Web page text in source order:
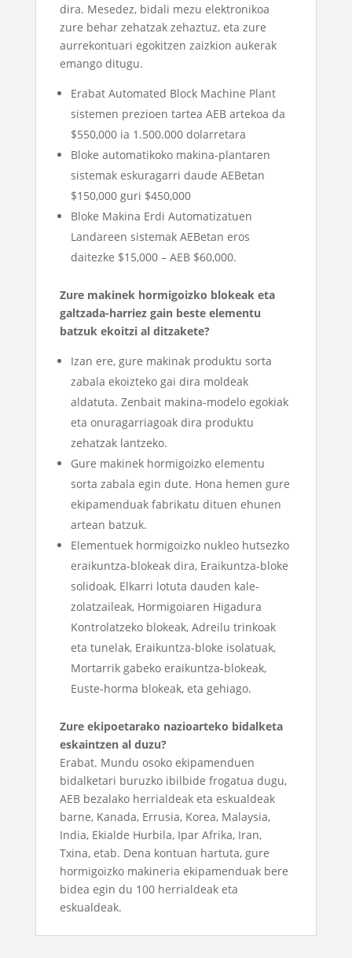
dira. Mesedez, bidali mezu elektronikoa
zure behar zehatzak zehaztuz, eta zure
aurrekontuari egokitzen zaizkion aukerak
emango ditugu.
Erabat Automated Block Machine Plant
sistemen prezioen tartea AEB artekoa da
$550,000 ia 1.500.000 dolarretara
Bloke automatikoko makina-plantaren
sistemak eskuragarri daude AEBetan
$150,000 guri $450,000
Bloke Makina Erdi Automatizatuen
Landareen sistemak AEBetan eros
daitezke $15,000 – AEB $60,000.
Zure makinek hormigoizko blokeak eta
galtzada-harriez gain beste elementu
batzuk ekoitzi al ditzakete?
Izan ere, gure makinak produktu sorta
zabala ekoizteko gai dira moldeak
aldatuta. Zenbait makina-modelo egokiak
eta onuragarriagoak dira produktu
zehatzak lantzeko.
Gure makinek hormigoizko elementu
sorta zabala egin dute. Hona hemen gure
ekipamenduak fabrikatu dituen ehunen
artean batzuk.
Elementuek hormigoizko nukleo hutsezko
eraikuntza-blokeak dira, Eraikuntza-bloke
solidoak, Elkarri lotuta dauden kale-
zolatzaileak, Hormigoiaren Higadura
Kontrolatzeko blokeak, Adreilu trinkoak
eta tunelak, Eraikuntza-bloke isolatuak,
Mortarrik gabeko eraikuntza-blokeak,
Euste-horma blokeak, eta gehiago.
Zure ekipoetarako nazioarteko bidalketa
eskaintzen al duzu?
Erabat. Mundu osoko ekipamenduen
bidalketari buruzko ibilbide frogatua dugu,
AEB bezalako herrialdeak eta eskualdeak
barne, Kanada, Errusia, Korea, Malaysia,
India, Ekialde Hurbila, Ipar Afrika, Iran,
Txina, etab. Dena kontuan hartuta, gure
hormigoizko makineria ekipamenduak bere
bidea egin du 100 herrialdeak eta
eskualdeak.